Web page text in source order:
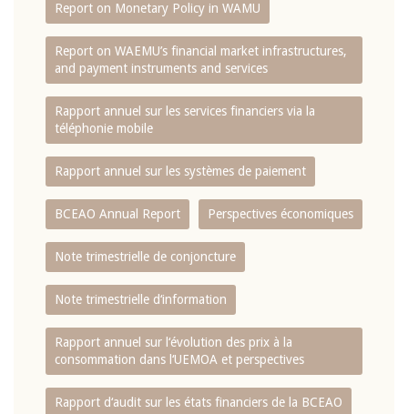
Report on Monetary Policy in WAMU
Report on WAEMU’s financial market infrastructures,
and payment instruments and services
Rapport annuel sur les services financiers via la
téléphonie mobile
Rapport annuel sur les systèmes de paiement
BCEAO Annual Report Perspectives économiques
Note trimestrielle de conjoncture
Note trimestrielle d‘information
Rapport annuel sur l‘évolution des prix à la
consommation dans l‘UEMOA et perspectives
Rapport d‘audit sur les états financiers de la BCEAO